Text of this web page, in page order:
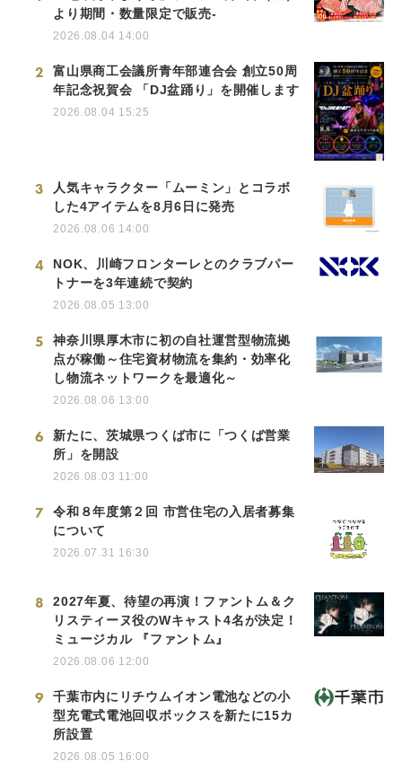
より期間・数量限定で販売-
2026.08.04 14:00
2
富山県商工会議所青年部連合会 創立50周
年記念祝賀会 「DJ盆踊り」を開催します
2026.08.04 15:25
3
人気キャラクター「ムーミン」とコラボ
した4アイテムを8月6日に発売
2026.08.06 14:00
4
NOK、川崎フロンターレとのクラブパー
トナーを3年連続で契約
2026.08.05 13:00
5
神奈川県厚木市に初の自社運営型物流拠
点が稼働～住宅資材物流を集約・効率化
し物流ネットワークを最適化～
2026.08.06 13:00
6
新たに、茨城県つくば市に「つくば営業
所」を開設
2026.08.03 11:00
7
令和８年度第２回 市営住宅の入居者募集
について
2026.07.31 16:30
8
2027年夏、待望の再演！ファントム＆ク
リスティーヌ役のWキャスト4名が決定！
ミュージカル 『ファントム』
2026.08.06 12:00
9
千葉市内にリチウムイオン電池などの小
型充電式電池回収ボックスを新たに15カ
所設置
2026.08.05 16:00